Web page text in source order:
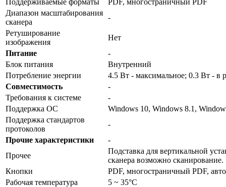
Диапазон масштабирования
сканера
-
Ретуширование
изображения
Нет
Питание
-
Блок питания
Внутренний
Потребление энергии
4.5 Вт - максимальное; 0.3 Вт - в
Совместимость
-
Требования к системе
-
Поддержка ОС
Windows 10, Windows 8.1,
Поддержка стандартов
протоколов
-
Прочие характеристики
-
Прочее
Подставка для вертикальной
сканера возможно сканирование.
Кнопки
PDF, многостраничный PDF,
Рабочая температура
5 ~ 35°C